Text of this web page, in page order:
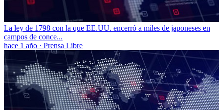
La ley de 1798 con la que EE.UU. encerró a miles de japoneses en
campos de conce...
hace 1 año · Prensa Libre